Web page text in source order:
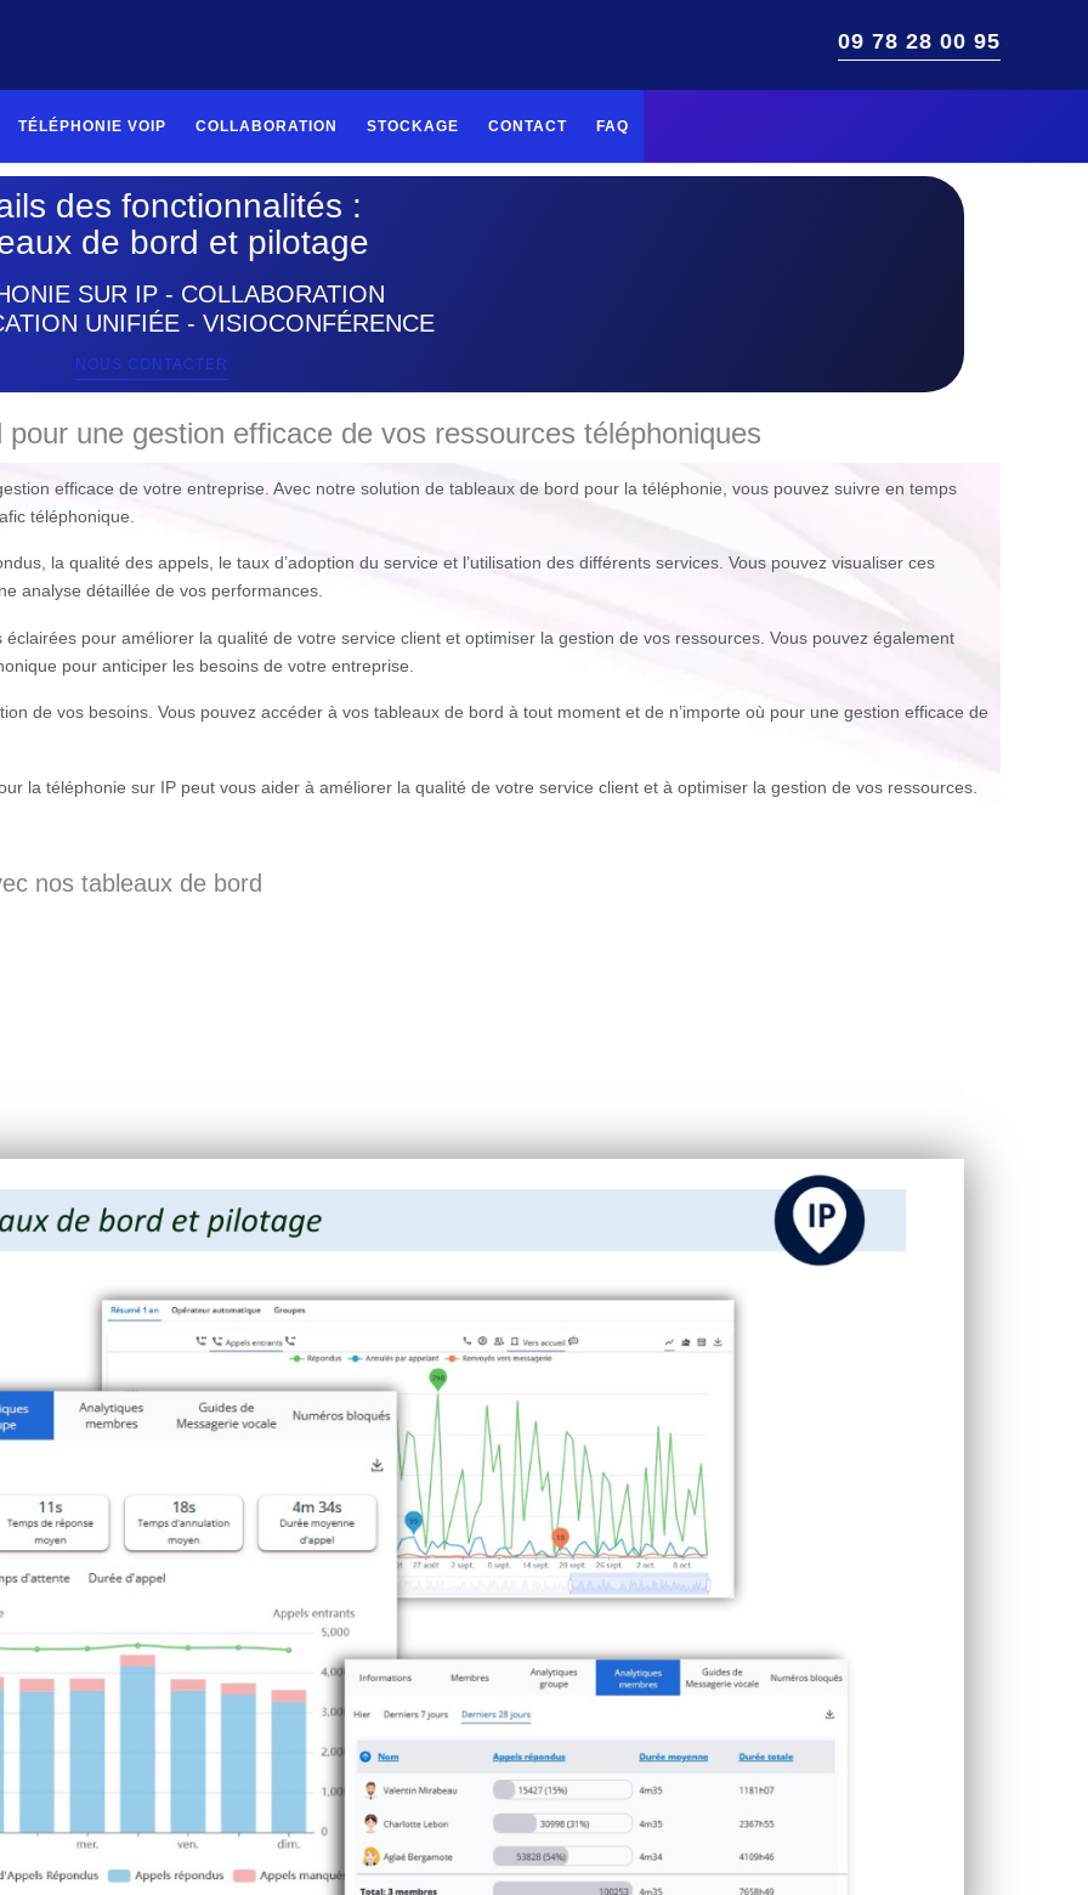
09 78 28 00 95
TÉLÉPHONIE VOIP COLLABORATION STOCKAGE CONTACT FAQ
des fonctionnalités :
de bord et pilotage
SUR IP - COLLABORATION
UNIFIÉE - VISIOCONFÉRENCE
NOUS CONTACTER
pour une gestion efficace de vos ressources téléphoniques
efficace de votre entreprise. Avec notre solution de tableaux de bord pour la téléphonie, vous pouvez suivre en temps
téléphonique.
la qualité des appels, le taux d’adoption du service et l’utilisation des différents services. Vous pouvez visualiser ces
analyse détaillée de vos performances.
pour améliorer la qualité de votre service client et optimiser la gestion de vos ressources. Vous pouvez également
pour anticiper les besoins de votre entreprise.
de vos besoins. Vous pouvez accéder à vos tableaux de bord à tout moment et de n’importe où pour une gestion efficace de
la téléphonie sur IP peut vous aider à améliorer la qualité de votre service client et à optimiser la gestion de vos ressources.
nos tableaux de bord